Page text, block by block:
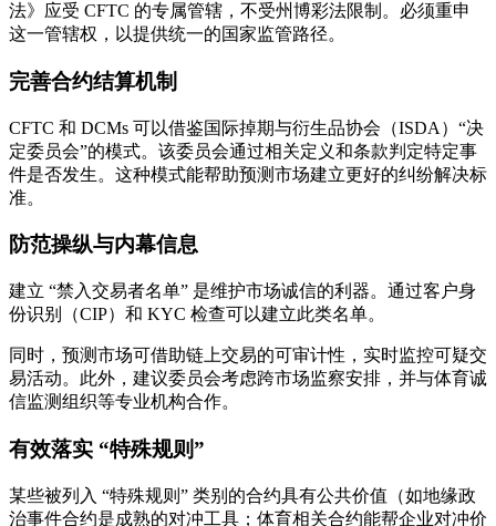
法》应受 CFTC 的专属管辖，不受州博彩法限制。必须重申
这一管辖权，以提供统一的国家监管路径。
完善合约结算机制
CFTC 和 DCMs 可以借鉴国际掉期与衍生品协会（ISDA）“决
定委员会”的模式。该委员会通过相关定义和条款判定特定事
件是否发生。这种模式能帮助预测市场建立更好的纠纷解决标
准。
防范操纵与内幕信息
建立 “禁入交易者名单” 是维护市场诚信的利器。通过客户身
份识别（CIP）和 KYC 检查可以建立此类名单。
同时，预测市场可借助链上交易的可审计性，实时监控可疑交
易活动。此外，建议委员会考虑跨市场监察安排，并与体育诚
信监测组织等专业机构合作。
有效落实 “特殊规则”
某些被列入 “特殊规则” 类别的合约具有公共价值（如地缘政
治事件合约是成熟的对冲工具；体育相关合约能帮企业对冲价